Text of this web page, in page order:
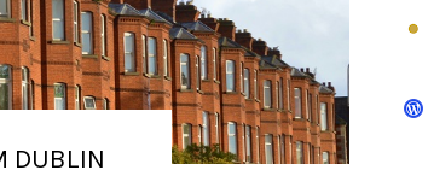
DUBLIN